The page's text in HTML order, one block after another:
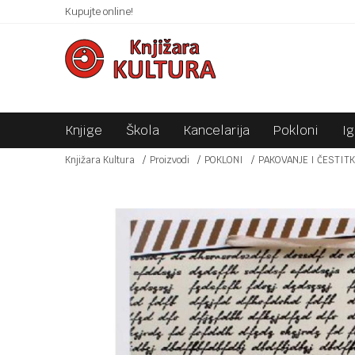
Kupujte online!SIGURNO PLAĆANJE PLATNIM KARTICAMA!
Knjige Škola Kancelarija Pokloni
Knjižara Kultura Proizvodi POKLONI PAKOVANJE I